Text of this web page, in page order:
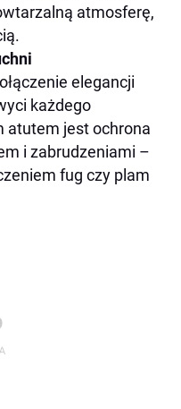
atmosferę,
elegancji
każdego
atutem jest ochrona
i zabrudzeniami –
fug czy plam